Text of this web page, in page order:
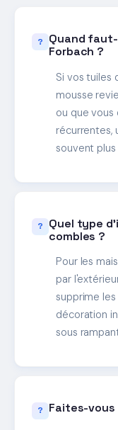
Quand
Forbach ?
Si vos tuiles
mousse
ou que
récurrentes,
souvent
Quel type
combles ?
Pour les
par
supprime
décoration
sous
Faites-vous